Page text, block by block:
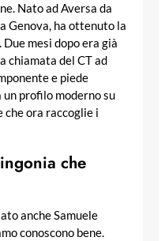
Nato ad Aversa da
Genova, ha ottenuto la
mesi dopo era già
chiamata del CT ad
e piede
profilo moderno su
che ora raccoglie i
che
anche Samuele
conoscono bene.